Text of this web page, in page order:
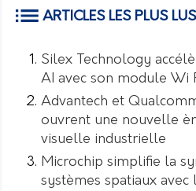
ARTICLES LES PLUS LUS
Silex Technology
AI avec son module Wi
Advantech et
ouvrent une nouvelle
visuelle industrielle
Microchip simplifie la
systèmes spatiaux